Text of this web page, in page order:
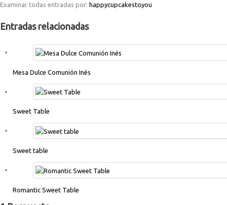
Examinar todas entradas por: happycupcakestoyou
Entradas relacionadas
Mesa Dulce Comunión Inés
Sweet Table
Sweet table
Romantic Sweet Table